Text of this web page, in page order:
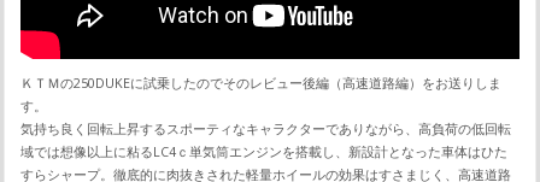
ＫＴＭの250DUKEに試乗したのでそのレビュー後編（高速道路編）をお送りしま
す。
気持ち良く回転上昇するスポーティなキャラクターでありながら、高負荷の低回転
域では想像以上に粘るLC4ｃ単気筒エンジンを搭載し、新設計となった車体はひた
すらシャープ。徹底的に肉抜きされた軽量ホイールの効果はすさまじく、高速道路